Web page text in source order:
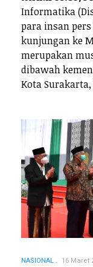
Informatika
para insan
kunjungan ke
merupakan
dibawah
Kota
NASIONAL 16 Maret